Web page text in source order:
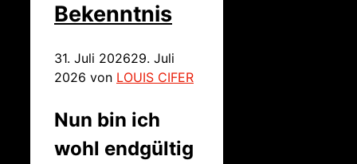
Bekenntnis
31. Juli 202629. Juli
2026 von LOUIS CIFER
Nun bin ich
wohl endgültig